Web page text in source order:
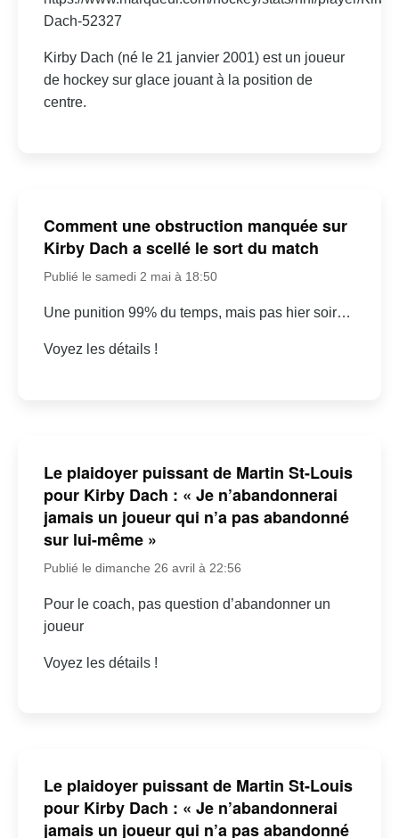
Dach-52327
Kirby Dach (né le 21 janvier 2001) est un joueur
de hockey sur glace jouant à la position de
centre.
Comment une obstruction manquée sur
Kirby Dach a scellé le sort du match
Publié le samedi 2 mai à 18:50
Une punition 99% du temps, mais pas hier soir…
Voyez les détails !
Le plaidoyer puissant de Martin St-Louis
pour Kirby Dach : « Je n’abandonnerai
jamais un joueur qui n’a pas abandonné
sur lui-même »
Publié le dimanche 26 avril à 22:56
Pour le coach, pas question d’abandonner un
joueur
Voyez les détails !
Le plaidoyer puissant de Martin St-Louis
pour Kirby Dach : « Je n’abandonnerai
jamais un joueur qui n’a pas abandonné